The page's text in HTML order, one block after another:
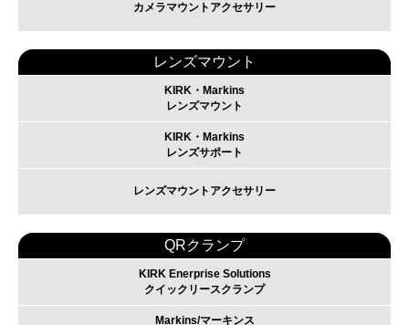
カメラマウントアクセサリー
レンズマウント
KIRK・Markins
レンズマウント
KIRK・Markins
レンズサポート
レンズマウントアクセサリー
QRクランプ
KIRK Enerprise Solutions
クイックリースクランプ
Markins/マーキンス